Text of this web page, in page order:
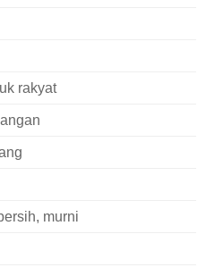
rakyat
murni